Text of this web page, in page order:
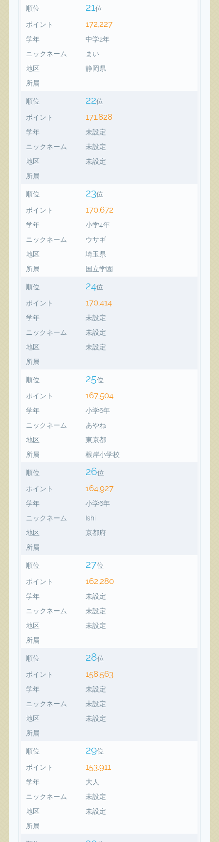
順位 21位
ポイント 172,227
学年
中学2年
ニックネーム
まい
地区
静岡県
所属
順位 22位
ポイント 171,828
学年
未設定
ニックネーム
未設定
地区
未設定
所属
順位 23位
ポイント 170,672
学年
小学4年
ニックネーム
ウサギ
地区
埼玉県
所属
国立学園
順位 24位
ポイント 170,414
学年
未設定
ニックネーム
未設定
地区
未設定
所属
順位 25位
ポイント 167,504
学年
小学6年
ニックネーム
あやね
地区
東京都
所属
根岸小学校
順位 26位
ポイント 164,927
学年
小学6年
ニックネーム
Ishi
地区
京都府
所属
順位 27位
ポイント 162,280
学年
未設定
ニックネーム
未設定
地区
未設定
所属
順位 28位
ポイント 158,563
学年
未設定
ニックネーム
未設定
地区
未設定
所属
順位 29位
ポイント 153,911
学年
大人
ニックネーム
未設定
地区
未設定
所属